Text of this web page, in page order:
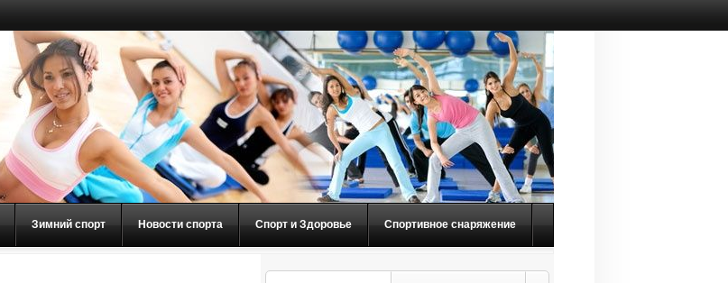
Зимний спорт Новости спорта Спорт и Здоровье Спортивное снаряжение